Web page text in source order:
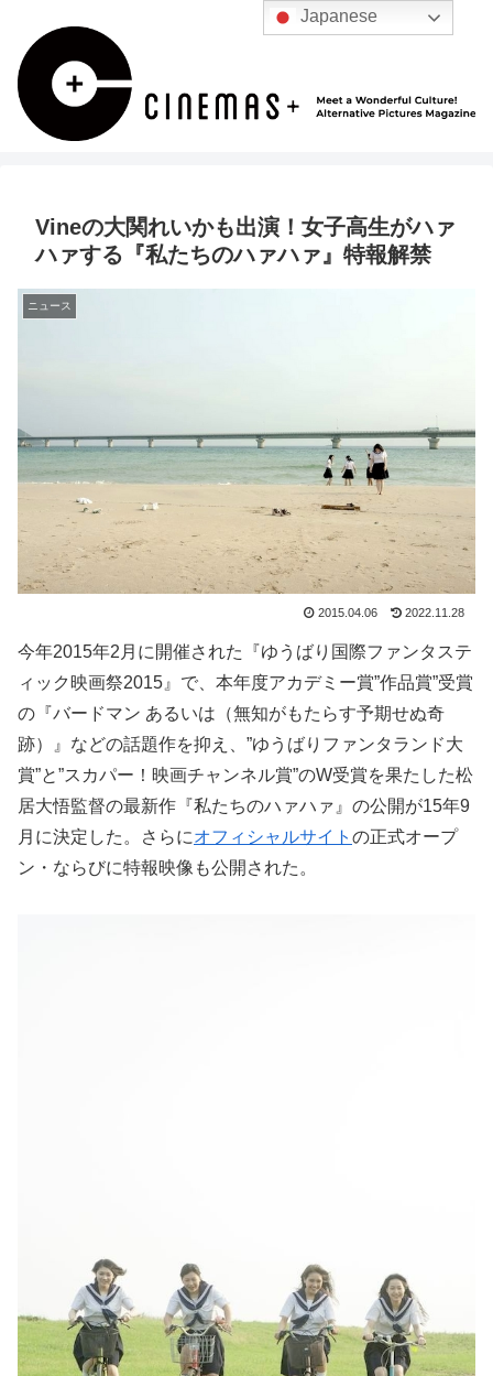
Vineの大関れいかも出演！女子高生がハァ
ハァする『私たちのハァハァ』特報解禁
ニュース
2015.04.06 2022.11.28
今年2015年2月に開催された『ゆうばり国際ファンタステ
ィック映画祭2015』で、本年度アカデミー賞”作品賞”受賞
の『バードマン あるいは（無知がもたらす予期せぬ奇
跡）』などの話題作を抑え、”ゆうばりファンタランド大
賞”と”スカパー！映画チャンネル賞”のW受賞を果たした松
居大悟監督の最新作『私たちのハァハァ』の公開が15年9
月に決定した。さらにオフィシャルサイト の正式オープ
ン・ならびに特報映像も公開された。
Japanese